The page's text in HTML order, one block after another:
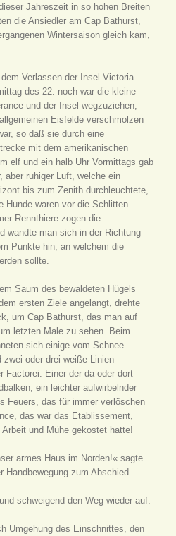
Jahreszeit in so hohen Breiten
die Ansiedler am Cap Bathurst,
Wintersaison gleich kam,
Verlassen der Insel Victoria
des 22. noch war die kleine
und der Insel wegzuziehen,
Eisfelde verschmolzen
so daß sie durch eine
mit dem amerikanischen
elf und ein halb Uhr Vormittags gab
aber ruhiger Luft, welche ein
bis zum Zenith durchleuchtete,
Hunde waren vor die Schlitten
Rennthiere zogen die
wandte man sich in der Richtung
Punkte hin, an welchem die
sollte.
Saum des bewaldeten Hügels
ersten Ziele angelangt, drehte
um Cap Bathurst, das man auf
letzten Male zu sehen. Beim
sich einige vom Schnee
oder drei weiße Linien
Factorei. Einer der da oder dort
ein leichter aufwirbelnder
Feuers, das für immer verlöschen
das war das Etablissement,
und Mühe gekostet hatte!
armes Haus im Norden!« sagte
zum Abschied.
schweigend den Weg wieder auf.
Umgehung des Einschnittes, den